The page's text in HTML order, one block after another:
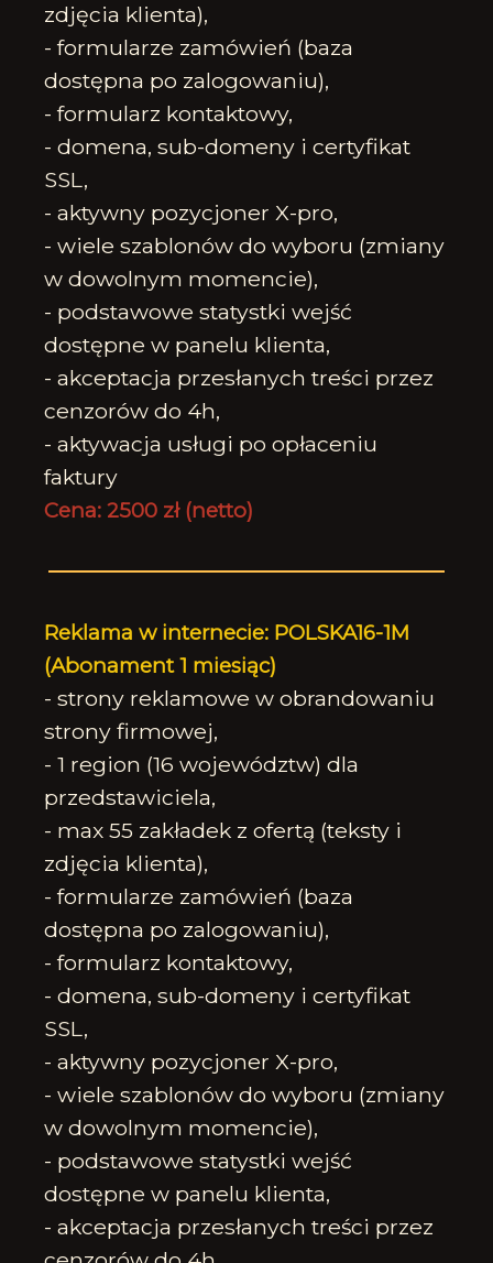
zdjęcia klienta),
- formularze zamówień (baza
dostępna po zalogowaniu),
- formularz kontaktowy,
- domena, sub-domeny i certyfikat
SSL,
- aktywny pozycjoner X-pro,
- wiele szablonów do wyboru (zmiany
w dowolnym momencie),
- podstawowe statystki wejść
dostępne w panelu klienta,
- akceptacja przesłanych treści przez
cenzorów do 4h,
- aktywacja usługi po opłaceniu
faktury
Cena: 2500 zł (netto)
Reklama w internecie: POLSKA16-1M
(Abonament 1 miesiąc)
- strony reklamowe w obrandowaniu
strony firmowej,
- 1 region (16 województw) dla
przedstawiciela,
- max 55 zakładek z ofertą (teksty i
zdjęcia klienta),
- formularze zamówień (baza
dostępna po zalogowaniu),
- formularz kontaktowy,
- domena, sub-domeny i certyfikat
SSL,
- aktywny pozycjoner X-pro,
- wiele szablonów do wyboru (zmiany
w dowolnym momencie),
- podstawowe statystki wejść
dostępne w panelu klienta,
- akceptacja przesłanych treści przez